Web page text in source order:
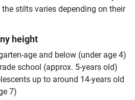
stilts varies depending on their
height
age and below (under age 4)
school (approx. 5-years old)
up to around 14-years old
7)